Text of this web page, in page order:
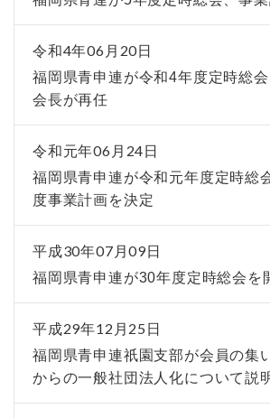
令和4年06月20日
福岡県青申連が令和4年度定時総
会長が再任
令和元年06月24日
福岡県青申連が令和元年度定時総
度事業計画を決定
平成30年07月09日
福岡県青申連が30年度定時総会を
平成29年12月25日
福岡県青申連祇園支部が会員の集
からの一般社団法人化について説